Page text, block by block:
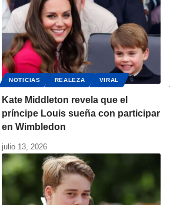
NOTICIAS REALEZA VIRAL
Kate Middleton revela que el
príncipe Louis sueña con participar
en Wimbledon
julio 13, 2026